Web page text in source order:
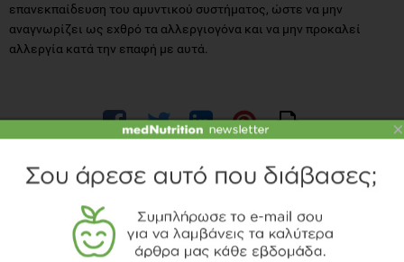
επανεκπαίδευση του αμυντικού συστήματος, ώστε να μην
αναγνωρίζει ως εχθρό τα αλλεργιογόνα και να μην προκαλεί
αλλεργία κατά την επαφή με αυτά.
ΒΙΒΛΙΟΓΡΑΦΙΑ
Simon D. Recent Advances in Clinical Allergy and
Immunology. Int Arch Allergy Immunol. 2018; 177(4): 324-
×